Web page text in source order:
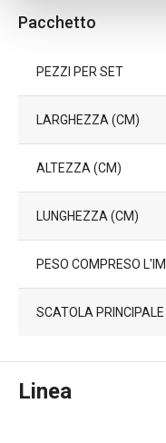
Pacchetto
PEZZI PER SET
LARGHEZZA (CM)
ALTEZZA (CM)
LUNGHEZZA (CM)
PESO COMPRESO
SCATOLA
Linea